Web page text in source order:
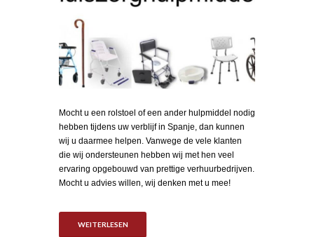
Mocht u een rolstoel of een ander hulpmiddel nodig
hebben tijdens uw verblijf in Spanje, dan kunnen
wij u daarmee helpen. Vanwege de vele klanten
die wij ondersteunen hebben wij met hen veel
ervaring opgebouwd van prettige verhuurbedrijven.
Mocht u advies willen, wij denken met u mee!
WEITERLESEN